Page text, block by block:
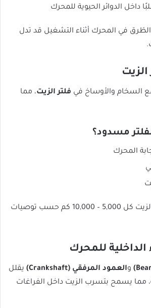
داخل الدوائر الحيوية للمحرك
في المحرك أثناء التشغيل قد تدل
السخام والأوساخ في فلتر الزيت، مما
مسدود؟
المحرك
تغيير فلتر الزيت كل 5,000 – 10,000 كم حسب توصيات
والعمود المرفقي (Crankshaft)
يقلل
مما يسمح بتسرب الزيت داخل الفراغات